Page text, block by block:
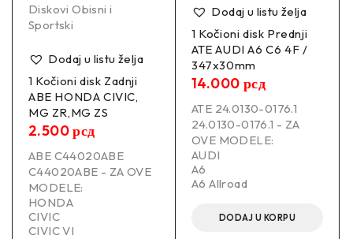
Diskovi Obisni i
Sportski
Dodaj u listu želja
1 Kočioni disk Zadnji
ABE HONDA CIVIC,
MG ZR,MG ZS
2.500рсд
ABE C44020ABE
C44020ABE - ZA OVE
MODELE:
HONDA
CIVIC
CIVIC VI
Dodaj u listu želja
1 Kočioni disk Prednji
ATE AUDI A6 C6 4F /
347x30mm
14.000 рсд
ATE 24.0130-0176.1
24.0130-0176.1 - ZA
OVE MODELE:
AUDI
A6
A6 Allroad
DODAJ U KORPU